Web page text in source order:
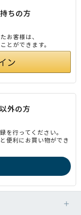
ちの方
お客様は、
とができます。
外の方
を行ってください。
便利にお買い物ができ